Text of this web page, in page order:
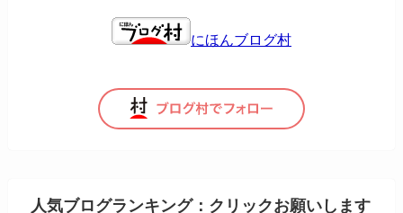
にほんブログ村
人気ブログランキング：クリックお願いします